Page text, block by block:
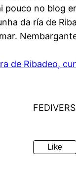
pouco no blog
da ría de
de Ribadeo,
Like